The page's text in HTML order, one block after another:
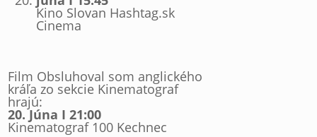
Kino Slovan Hashtag.sk
Cinema
Film Obsluhoval som anglického
kráľa zo sekcie Kinematograf
hrajú:
20. Júna I 21:00
Kinematograf 100 Kechnec